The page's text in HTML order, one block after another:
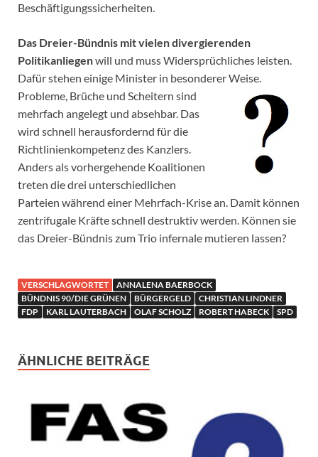
Beschäftigungssicherheiten.
Das Dreier-Bündnis mit vielen divergierenden
Politikanliegenwill und muss Widersprüchliches leisten.
Dafür stehen einige Minister in besonderer Weise.
Probleme, Brüche und Scheitern sind
mehrfach angelegt und absehbar. Das
wird schnell herausfordernd für die
Richtlinienkompetenz des Kanzlers.
Anders als vorhergehende Koalitionen
treten die drei unterschiedlichen
Parteien während einer Mehrfach-Krise an. Damit können
zentrifugale Kräfte schnell destruktiv werden. Können sie
das Dreier-Bündnis zum Trio infernale mutieren lassen?
VERSCHLAGWORTET
ANNALENA BAERBOCK
BÜNDNIS 90/DIE GRÜNEN
BÜRGERGELD
CHRISTIAN LINDNER
FDP
KARL LAUTERBACH OLAF SCHOLZ ROBERT HABECK SPD
ÄHNLICHE BEITRÄGE